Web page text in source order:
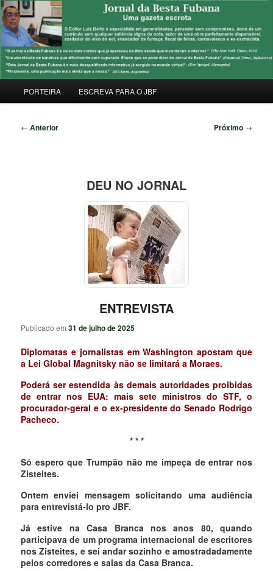
Pular
para
o
conteúdo
principalJORNAL DA BESTA FUBANA
Uma Gazeta Escrota
principal
PORTEIRA ESCREVA PARA O JBF
Navegação
← Anterior Próximo →
DEU NO JORNAL
ENTREVISTA
Publicado em31 de julho de 2025
Diplomatas e jornalistas em Washington apostam que
a Lei Global Magnitsky não se limitará a Moraes.
Poderá ser estendida às demais autoridades proibidas
de entrar nos EUA: mais sete ministros do STF, o
procurador-geral e o ex-presidente do Senado Rodrigo
Pacheco.
* * *
Só espero que Trumpão não me impeça de entrar nos
Zisteites.
Ontem enviei mensagem solicitando uma audiência
para entrevistá-lo pro JBF.
Já estive na Casa Branca nos anos 80, quando
participava de um programa internacional de escritores
nos Zisteites, e sei andar sozinho e amostradadamente
pelos corredores e salas da Casa Branca.